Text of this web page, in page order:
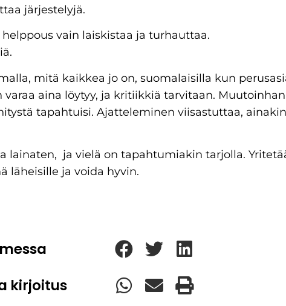
järjestelyjä.
vain laiskistaa ja turhauttaa.
mitä kaikkea jo on, suomalaisilla kun
aina löytyy, ja kritiikkiä tarvitaan. Muutoinhan
tapahtuisi. Ajatteleminen viisastuttaa, ainakin
lainaten, ja vielä on tapahtumiakin tarjolla.
läheisille ja voida hyvin.
kirjoitus